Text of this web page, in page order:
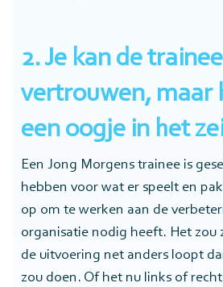
2. Je kan de trainee
vertrouwen, maar
een oogje in het
Een Jong Morgens trainee is
hebben voor wat er speelt en
op om te werken aan de
organisatie nodig heeft. Het zou
de uitvoering net anders loopt
zou doen. Of het nu links of